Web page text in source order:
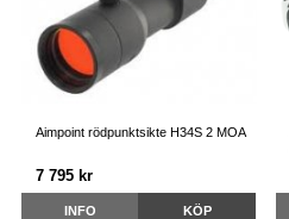
Aimpoint rödpunktsikte H34S 2 MOA
7 795 kr
INFO KÖP